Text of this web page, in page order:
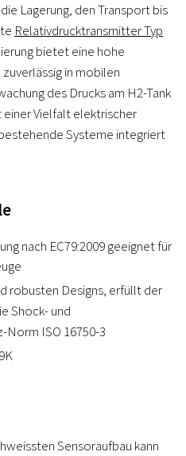
Lagerung, den Transport bis
Relativdrucktransmitter Typ
bietet eine hohe
in mobilen
des Drucks am H2-Tank
Vielfalt elektrischer
Systeme integriert
nach EC79:2009 geeignet für
robusten Designs, erfüllt der
Shock- und
ISO 16750-3
Sensoraufbau kann